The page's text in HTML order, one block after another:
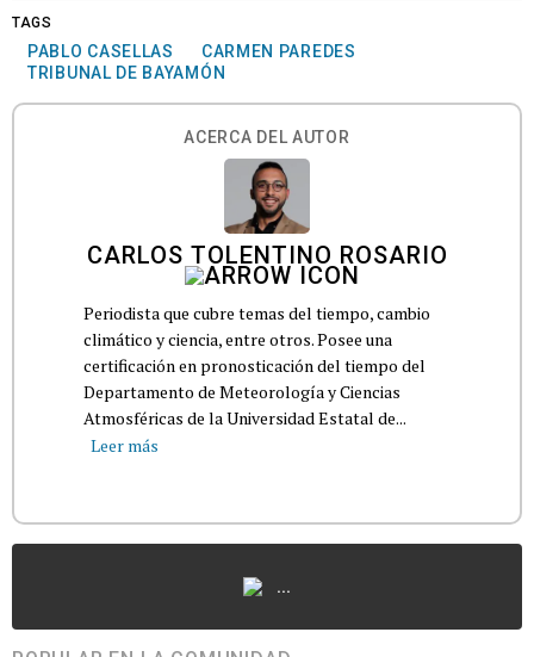
TAGS
PABLO CASELLAS
CARMEN PAREDES
TRIBUNAL DE BAYAMÓN
ACERCA DEL AUTOR
CARLOS TOLENTINO ROSARIO
Periodista que cubre temas del tiempo, cambio
climático y ciencia, entre otros. Posee una
certificación en pronosticación del tiempo del
Departamento de Meteorología y Ciencias
Atmosféricas de la Universidad Estatal de...
Leer más
...